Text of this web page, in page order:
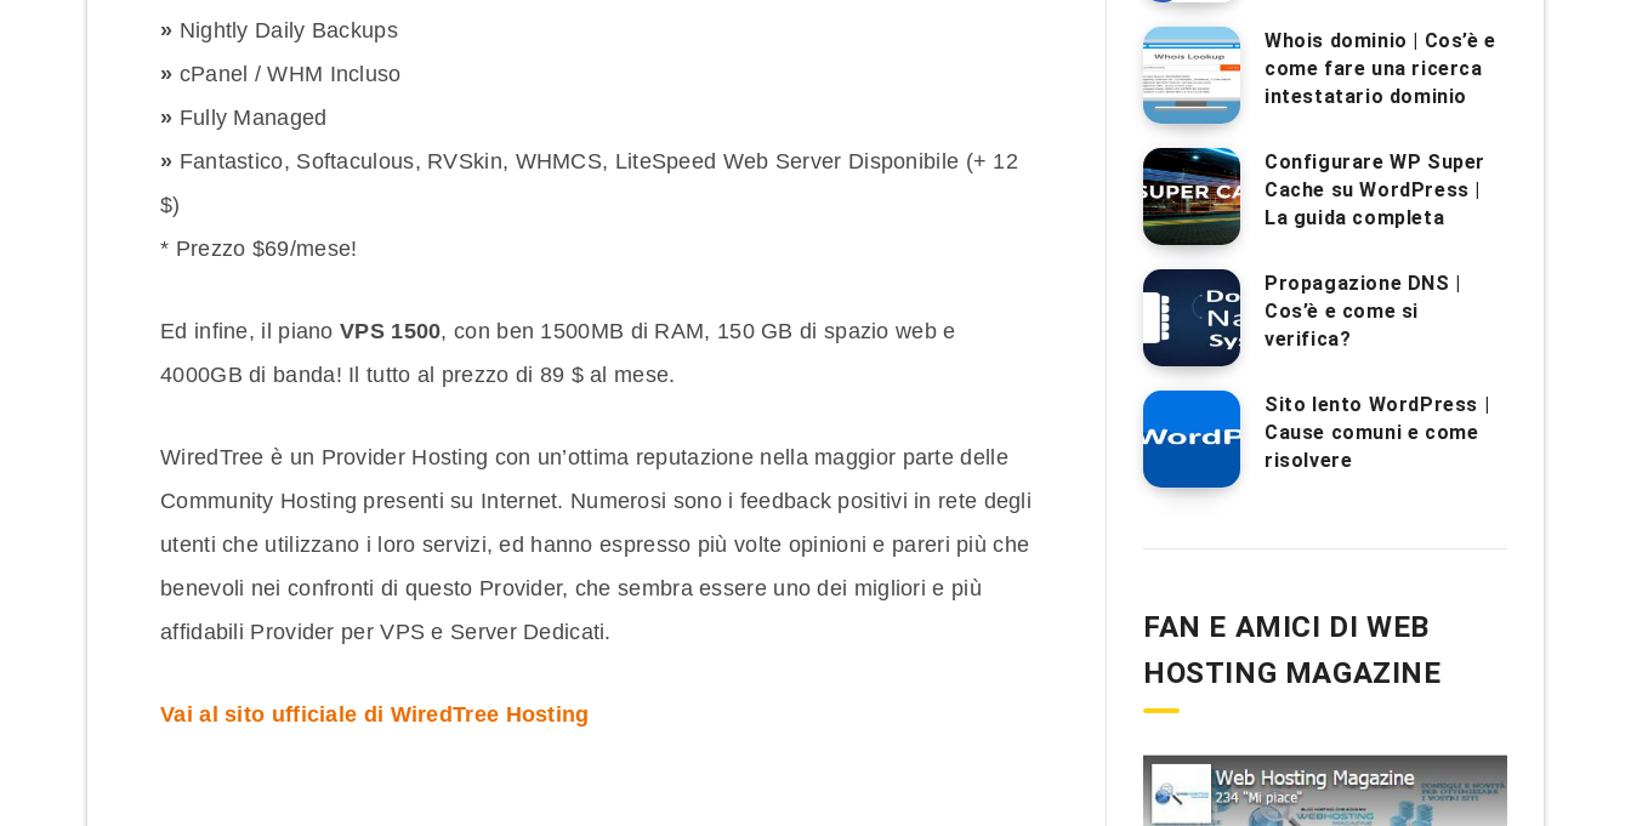
» Nightly Daily Backups
» cPanel / WHM Incluso
» Fully Managed
» Fantastico, Softaculous, RVSkin, WHMCS, LiteSpeed Web Server Disponibile (+ 12
$)
* Prezzo $69/mese!
Ed infine, il piano VPS 1500, con ben 1500MB di RAM, 150 GB di spazio web e
4000GB di banda! Il tutto al prezzo di 89 $ al mese.
WiredTree è un Provider Hosting con un’ottima reputazione nella maggior parte delle
Community Hosting presenti su Internet. Numerosi sono i feedback positivi in rete degli
utenti che utilizzano i loro servizi, ed hanno espresso più volte opinioni e pareri più che
benevoli nei confronti di questo Provider, che sembra essere uno dei migliori e più
affidabili Provider per VPS e Server Dedicati.
Vai al sito ufficiale di WiredTree Hosting
Whois dominio | Cos’è e
come fare una ricerca
intestatario dominio
Configurare WP Super
Cache su WordPress |
La guida completa
Propagazione DNS |
Cos’è e come si
verifica?
Sito lento WordPress |
Cause comuni e come
risolvere
FAN E AMICI DI WEB
HOSTING MAGAZINE